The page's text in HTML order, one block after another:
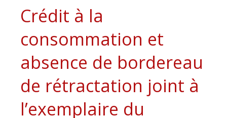
Crédit à la
consommation et
absence de bordereau
de rétractation joint à
l’exemplaire du